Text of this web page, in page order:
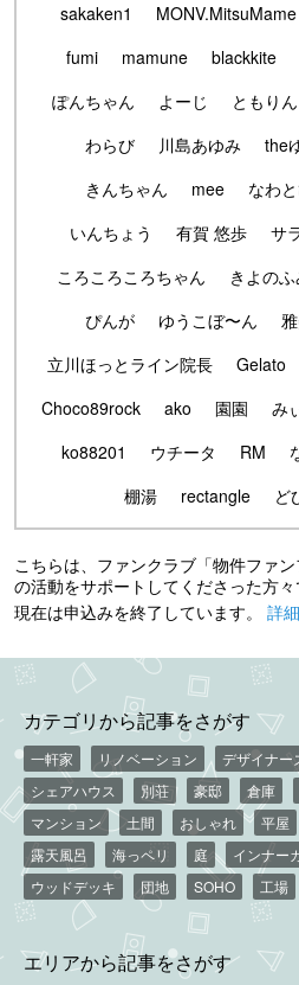
sakaken1
fumi
mamune blackkite
ぽんちゃん
よーじ ともりん
わらび
川島あゆみ the
きんちゃん
mee なわ
いんちょう
有賀 悠歩
サ
ころころころちゃん
きよの
ぴんが
ゆうこぼ〜ん
立川ほっとライン院長
Gelato
Choco89rock
ako 園園 み
ko88201
ウチータ RM
棚湯
rectangle ど
こちらは、ファンクラブ「物件ファ
の活動をサポートしてくださった方々
現在は申込みを終了しています。 詳
カテゴリから記事をさがす
一軒家 リノベーション デザイナー
シェアハウス
別荘 豪邸 倉庫
マンション
土間 おしゃれ 平屋
露天風呂
海っペリ 庭 インナー
ウッドデッキ
団地 SOHO 工場
エリアから記事をさがす